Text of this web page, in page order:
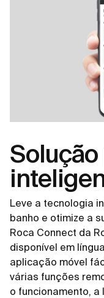
Solução
Leve a tecnologia
banho e otimize a
Roca Connect da
disponível em
aplicação móvel
várias funções
o funcionamento, a